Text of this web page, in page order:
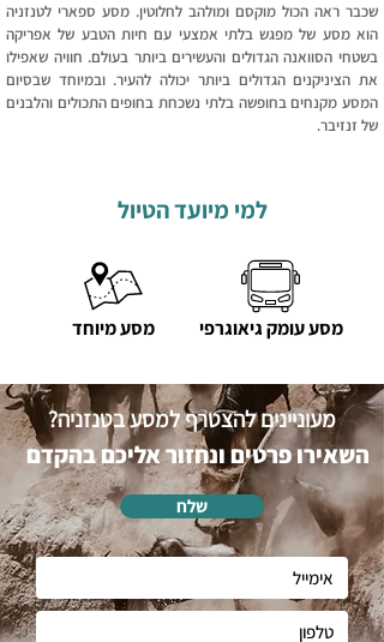
שכבר ראה הכול מוקסם ומולהב לחלוטין. מסע ספארי לטנזניה
הוא מסע של מפגש בלתי אמצעי עם חיות הטבע של אפריקה
בשטחי הסוואנה הגדולים והעשירים ביותר בעולם. חוויה שאפילו
את הציניקנים הגדולים ביותר יכולה להעיר. ​ובמיוחד שבסיום
המסע מקנחים בחופשה בלתי נשכחת בחופים התכולים והלבנים
של זנזיבר.
למי מיועד הטיול
מסע מיוחד מסע עומק גיאוגרפי
מעוניינים להצטרף למסע בטנזניה?
השאירו פרטים ונחזור אליכם בהקדם
שלח